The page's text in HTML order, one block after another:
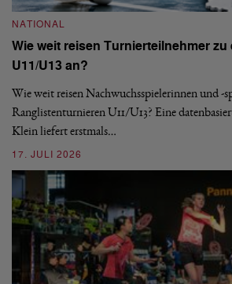
NATIONAL
Wie weit reisen Turnierteilnehmer zu
U11/U13 an?
Wie weit reisen Nachwuchsspielerinnen und -
Ranglistenturnieren U11/U13? Eine
Klein liefert erstmals…
17. JULI 2026